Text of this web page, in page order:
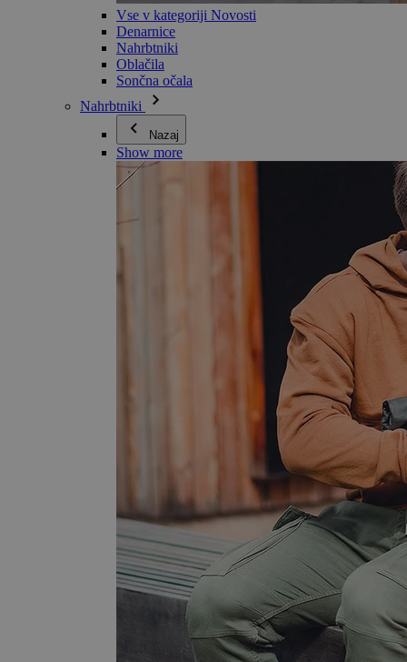
Vse v kategoriji Novosti
Denarnice
Nahrbtniki
Oblačila
Sončna očala
Nahrbtniki
Nazaj
Show more